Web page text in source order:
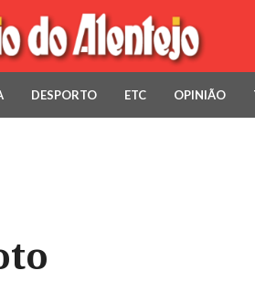
DESPORTO ETC OPINIÃO